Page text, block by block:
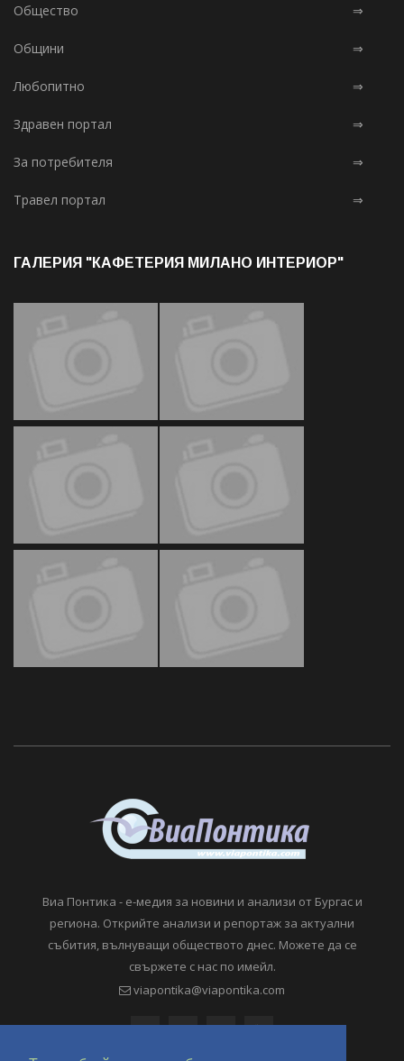
Общество ⇒
Общини ⇒
Любопитно ⇒
Здравен портал ⇒
За потребителя ⇒
Травел портал ⇒
ГАЛЕРИЯ "КАФЕТЕРИЯ МИЛАНО ИНТЕРИОР"
Виа Понтика - е-медия за новини и анализи от Бургас и
региона. Открийте анализи и репортаж за актуални
събития, вълнуващи обществото днес. Можете да се
свържете с нас по имейл.
viapontika@viapontika.com